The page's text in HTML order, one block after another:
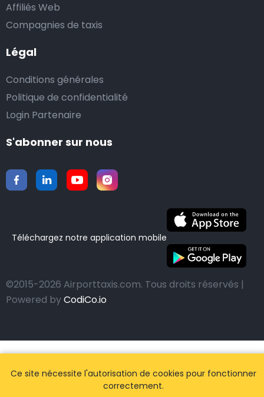
Affiliés Web
Compagnies de taxis
Légal
Conditions générales
Politique de confidentialité
Login Partenaire
S'abonner sur nous
Téléchargez notre application mobile
©2015-2026 Airporttaxis.com. Tous droits réservés |
Powered byCodiCo.io
Ce site nécessite l'autorisation de cookies pour fonctionner
correctement.